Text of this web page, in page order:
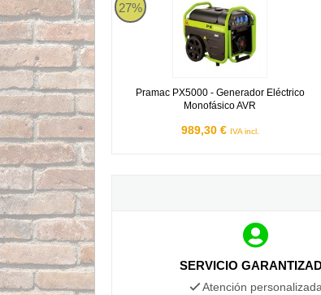
27%
Pramac PX5000 - Generador Eléctrico
Monofásico AVR
989,30 € IVA incl.
SERVICIO
Atención personalizada